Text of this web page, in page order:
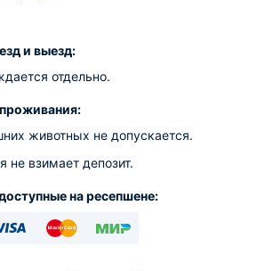
и выезд:
отдельно.
животных не допускается.
взимает депозит.
на ресепшене: